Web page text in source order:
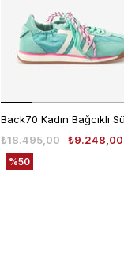
₺9.248,00
₺18.495,00
%50